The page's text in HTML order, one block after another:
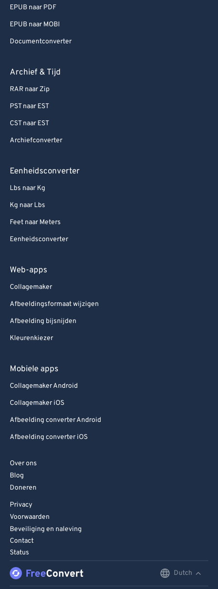
EPUB naar PDF
EPUB naar MOBI
Documentconverter
Archief & Tijd
RAR naar Zip
PST naar EST
CST naar EST
Archiefconverter
Eenheidsconverter
Lbs naar Kg
Kg naar Lbs
Feet naar Meters
Eenheidsconverter
Web-apps
Collagemaker
Afbeeldingsformaat wijzigen
Afbeelding bijsnijden
Kleurenkiezer
Mobiele apps
Collagemaker Android
Collagemaker iOS
Afbeelding converter Android
Afbeelding converter iOS
Over ons
Blog
Doneren
Privacy
Voorwaarden
Beveiliging en naleving
Contact
Status
Dutch